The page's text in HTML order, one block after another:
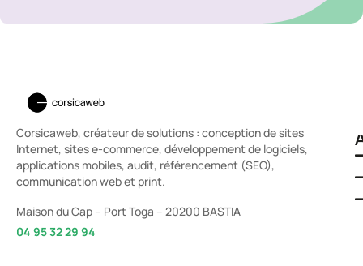
Corsicaweb, créateur de solutions : conception de sites
Internet, sites e-commerce, développement de logiciels,
applications mobiles, audit, référencement (SEO),
communication web et print.
Maison du Cap – Port Toga – 20200 BASTIA
04 95 32 29 94